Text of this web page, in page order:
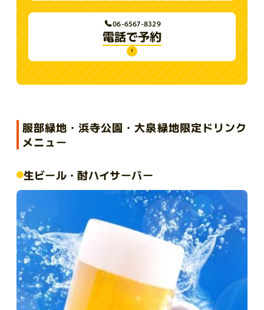
06-6567-8329
電話で予約
›
服部緑地・浜寺公園・大泉緑地限定ドリンク
メニュー
生ビール・酎ハイサーバー